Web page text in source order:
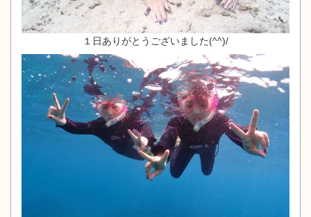
１日ありがとうございました(^^)/